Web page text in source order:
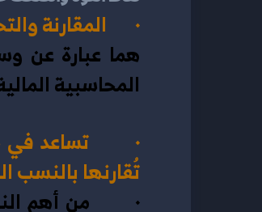
·       المقارنة
المحاسبية
تُقارنها بالنسب